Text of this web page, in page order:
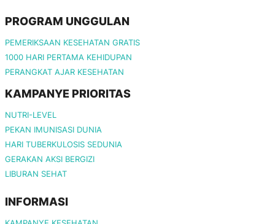
PROGRAM UNGGULAN
PEMERIKSAAN KESEHATAN GRATIS
1000 HARI PERTAMA KEHIDUPAN
PERANGKAT AJAR KESEHATAN
KAMPANYE PRIORITAS
NUTRI-LEVEL
PEKAN IMUNISASI DUNIA
HARI TUBERKULOSIS SEDUNIA
GERAKAN AKSI BERGIZI
LIBURAN SEHAT
INFORMASI